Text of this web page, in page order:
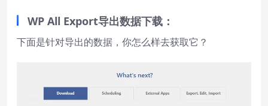
WP All Export导出数据下载：
下面是针对导出的数据，你怎么样去获取它？